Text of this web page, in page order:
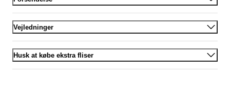
Vejledninger
Husk at købe ekstra fliser